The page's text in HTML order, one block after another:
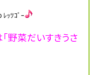
ﾚｯﾂｺﾞｰ
野菜だいすきうさ